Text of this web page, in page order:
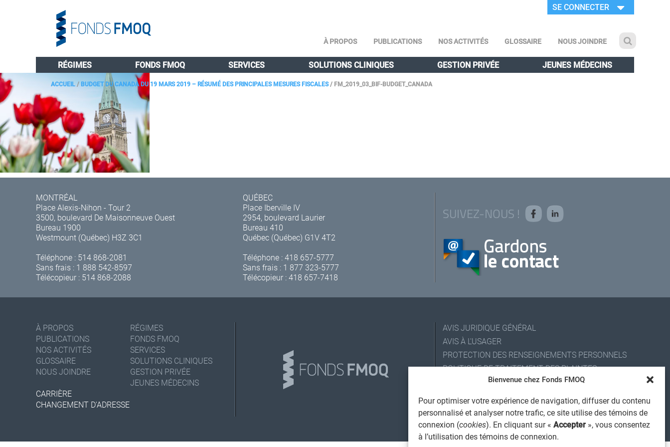
Bienvenue chez Fonds FMOQ
Pour optimiser votre expérience de navigation, diffuser du contenu
personnalisé et analyser notre trafic, ce site utilise des témoins de
connexion (cookies). En cliquant sur « Accepter », vous consentez
à l’utilisation des témoins de connexion.
SE CONNECTER
À PROPOS PUBLICATIONS NOS ACTIVITÉS GLOSSAIRE NOUS JOINDRE
RÉGIMES FONDS FMOQ SERVICES SOLUTIONS CLINIQUES GESTION PRIVÉE JEUNES MÉDECINS
ACCUEIL / BUDGET DU CANADA DU 19 MARS 2019 – RÉSUMÉ DES PRINCIPALES MESURES FISCALES/ FM_2019_03_BIF-BUDGET_CANADA
MONTRÉAL
Place Alexis-Nihon - Tour 2
3500, boulevard De Maisonneuve Ouest
Bureau 1900
Westmount (Québec) H3Z 3C1
Téléphone : 514 868-2081
Sans frais : 1 888 542-8597
Télécopieur : 514 868-2088
QUÉBEC
Place Iberville IV
2954, boulevard Laurier
Bureau 410
Québec (Québec) G1V 4T2
Téléphone :418 657-5777
Sans frais : 1 877 323-5777
Télécopieur : 418 657-7418
SUIVEZ-NOUS !
À PROPOS
PUBLICATIONS
NOS ACTIVITÉS
GLOSSAIRE
NOUS JOINDRE
RÉGIMES
FONDS FMOQ
SERVICES
SOLUTIONS CLINIQUES
GESTION PRIVÉE
JEUNES MÉDECINS
CARRIÈRE
CHANGEMENT D'ADRESSE
AVIS JURIDIQUE GÉNÉRAL
AVIS À L'USAGER
PROTECTION DES RENSEIGNEMENTS PERSONNELS
POLITIQUE DE TRAITEMENT DES PLAINTES
REGISTRE DES CONFLITS D'INTÉRÊTS
ALERTE INTERNET
© 2026 Société de services financiers Fonds FMOQ inc.
Tous droits réservés.